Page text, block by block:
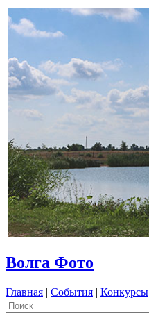
Волга Фото
Главная | События | Конкурсы